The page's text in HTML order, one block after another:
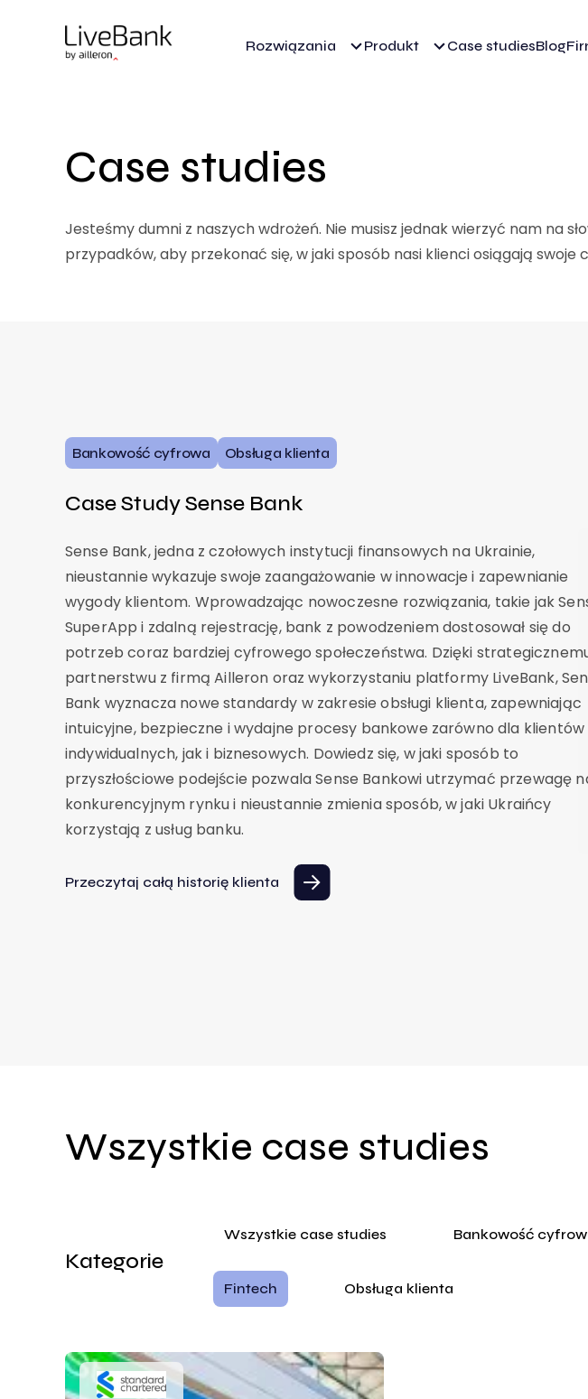
Rozwiązania Produkt Case studiesBlog
Case studies
Jesteśmy dumni z naszych wdrożeń. Nie musisz jednak wierzyć nam na
przypadków, aby przekonać się, w jaki sposób nasi klienci osiągają swoje
Bankowość cyfrowa Obsługa klienta
Case Study Sense Bank
Sense Bank, jedna z czołowych instytucji finansowych na Ukrainie,
nieustannie wykazuje swoje zaangażowanie w innowacje i zapewnianie
wygody klientom. Wprowadzając nowoczesne rozwiązania, takie jak
SuperApp i zdalną rejestrację, bank z powodzeniem dostosował się do
potrzeb coraz bardziej cyfrowego społeczeństwa. Dzięki
partnerstwu z firmą Ailleron oraz wykorzystaniu platformy LiveBank,
Bank wyznacza nowe standardy w zakresie obsługi klienta, zapewniając
intuicyjne, bezpieczne i wydajne procesy bankowe zarówno dla klientów
indywidualnych, jak i biznesowych. Dowiedz się, w jaki sposób to
przyszłościowe podejście pozwala Sense Bankowi utrzymać przewagę
konkurencyjnym rynku i nieustannie zmienia sposób, w jaki Ukraińcy
korzystają z usług banku.
Przeczytaj całą historię klienta
Wszystkie case studies
Kategorie
Wszystkie case studies Bankowość
Fintech Obsługa klienta